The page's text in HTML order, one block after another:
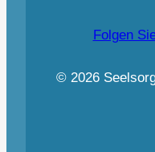
Folgen
© 2026